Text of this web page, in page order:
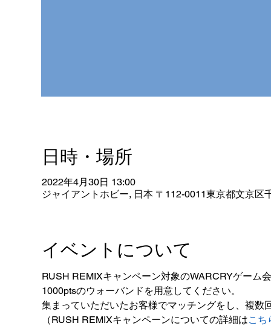
日時・場所
2022年4月30日 13:00
ジャイアントホビー, 日本 〒112-0011東京都文京区
イベントについて
RUSH REMIXキャンペーン対象のWARCRYゲーム
1000ptsのウォーバンドを用意してください。
集まっていただいたお客様でマッチングをし、複数
（RUSH REMIXキャンペーンについての詳細はこち